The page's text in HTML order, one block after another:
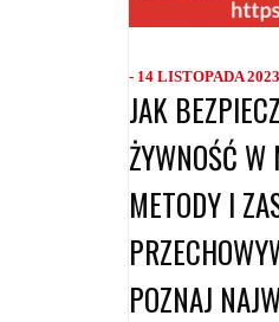
- 14 LISTOPADA 2023
JAK
ŻYWNOŚĆ W
METODY I
POZNAJ